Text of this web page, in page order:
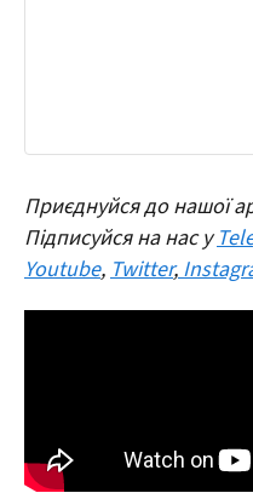
Приєднуйся до нашої
Підписуйся на нас у
Youtube,Twitter,